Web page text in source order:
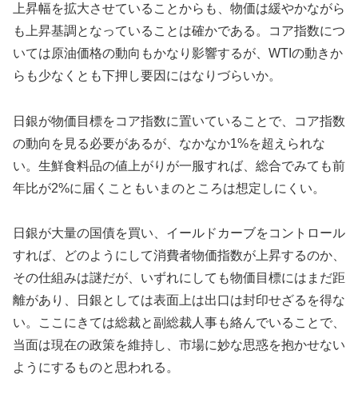
上昇幅を拡大させていることからも、物価は緩やかながら
も上昇基調となっていることは確かである。コア指数につ
いては原油価格の動向もかなり影響するが、WTIの動きか
らも少なくとも下押し要因にはなりづらいか。
日銀が物価目標をコア指数に置いていることで、コア指数
の動向を見る必要があるが、なかなか1%を超えられな
い。生鮮食料品の値上がりが一服すれば、総合でみても前
年比が2%に届くこともいまのところは想定しにくい。
日銀が大量の国債を買い、イールドカーブをコントロール
すれば、どのようにして消費者物価指数が上昇するのか、
その仕組みは謎だが、いずれにしても物価目標にはまだ距
離があり、日銀としては表面上は出口は封印せざるを得な
い。ここにきては総裁と副総裁人事も絡んでいることで、
当面は現在の政策を維持し、市場に妙な思惑を抱かせない
ようにするものと思われる。